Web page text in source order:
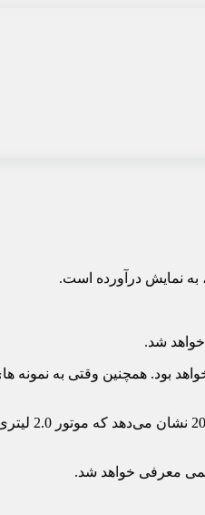
به نمایش درآورده است.
شد.
بود. همچنین وقتی به نمونه